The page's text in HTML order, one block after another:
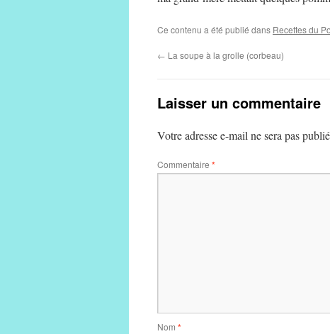
Ce contenu a été publié dans Recettes du
← La soupe à la grolle (corbeau)
Laisser un commentaire
Votre adresse e-mail ne sera pas
Commentaire *
Nom *